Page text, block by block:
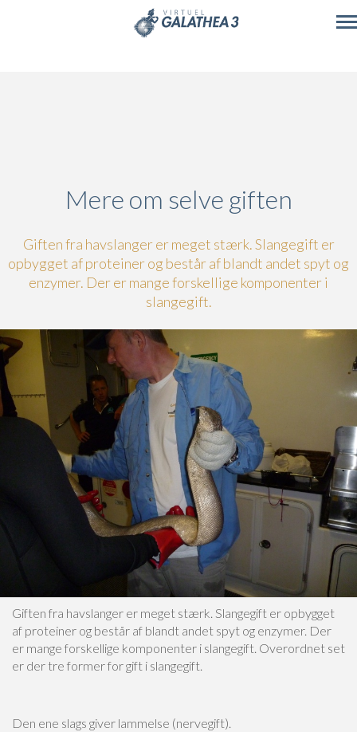
Mere om selve giften
Giften fra havslanger er meget stærk. Slangegift er
opbygget af proteiner og består af blandt andet spyt og
enzymer. Der er mange forskellige komponenter i
slangegift.
Giften fra havslanger er meget stærk. Slangegift er opbygget
af proteiner og består af blandt andet spyt og enzymer. Der
er mange forskellige komponenter i slangegift. Overordnet set
er der tre former for gift i slangegift.
Den ene slags giver lammelse (nervegift).